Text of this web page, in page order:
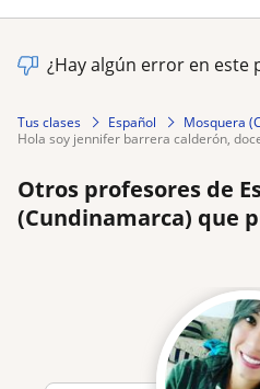
¿Hay algún error en este
Tus clases Español
Mosquera
hola soy jennifer barrera calderón,
Otros profesores de
(Cundinamarca) que